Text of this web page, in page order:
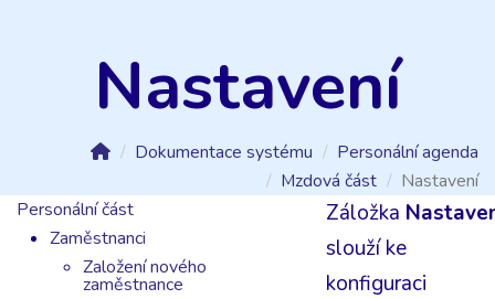
Nastavení
Dokumentace systému
Personální agenda
Mzdová část
Nastavení
Personální část
Zaměstnanci
Založení nového
zaměstnance
Záložka
slouží ke
konfiguraci